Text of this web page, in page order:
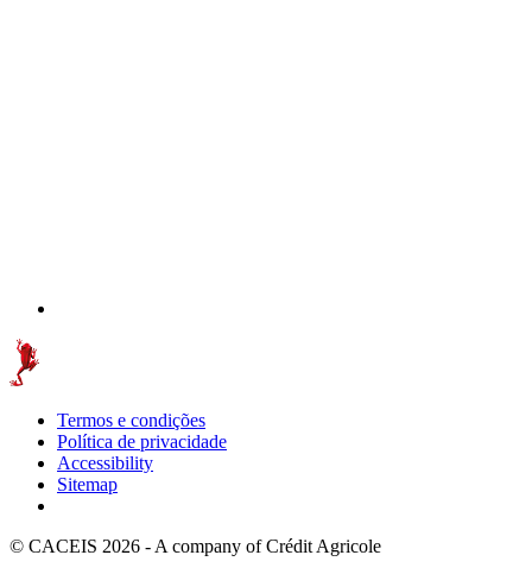
Termos e condições
Política de privacidade
Accessibility
Sitemap
© CACEIS 2026 - A company of Crédit Agricole